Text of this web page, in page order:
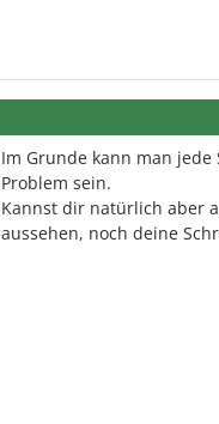
Im Grunde kann man
Problem sein.
Kannst dir natürlich aber
aussehen, noch deine